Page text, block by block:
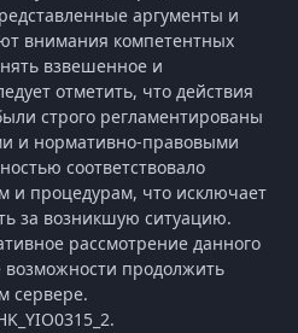
аргументы и
внимания компетентных
взвешенное и
отметить, что действия
строго регламентированы
и нормативно-правовыми
соответствовало
и процедурам, что исключает
за возникшую ситуацию.
рассмотрение данного
возможности продолжить
сервере.